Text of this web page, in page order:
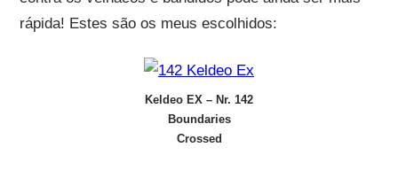
rápida! Estes são os meus escolhidos:
Keldeo EX – Nr. 142
Boundaries
Crossed